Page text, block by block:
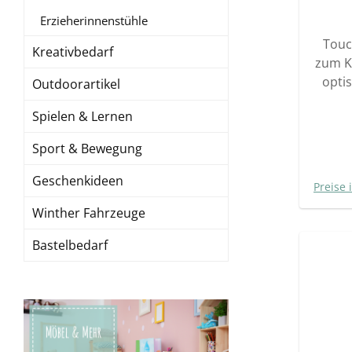
Erzieherinnenstühle
Kreativbedarf
Outdoorartikel
Spielen & Lernen
Sport & Bewegung
Geschenkideen
Winther Fahrzeuge
Bastelbedarf
Touch-
zum
den
Tag
Preise